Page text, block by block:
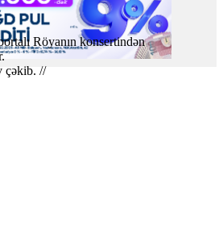
Röyanın konsertindən
çəkib. //